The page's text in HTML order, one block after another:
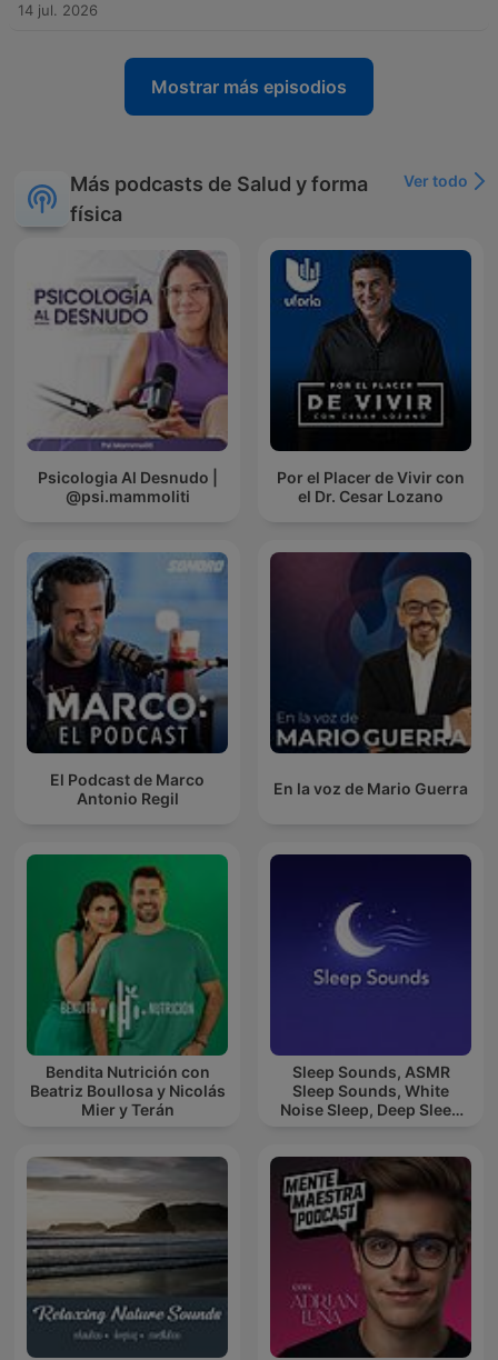
14 jul. 2026
Mostrar más episodios
Más podcasts de Salud y forma
física
Ver todo
Psicologia Al Desnudo |
@psi.mammoliti
Por el Placer de Vivir con
el Dr. Cesar Lozano
El Podcast de Marco
Antonio Regil
En la voz de Mario Guerra
Bendita Nutrición con
Beatriz Boullosa y Nicolás
Mier y Terán
Sleep Sounds, ASMR
Sleep Sounds, White
Noise Sleep, Deep Sleep